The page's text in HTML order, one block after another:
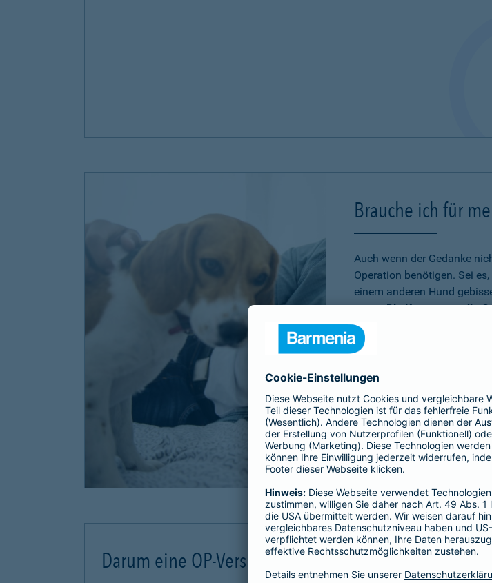
Brauche ich für
Auch wenn der Gedanke
Operation benötigen. Sei
einem anderen Hund
muss.Die Kosten, um die
schnell auf mehrere
absichern möchten, ist die
schon älter ist,
bei der
versichern. Über den 10.
Übrigens:Wenn Ihr Hund
beißt, sind Sie mit der
Dritter geschützt.
Darum eine OP-Versicherung für Hunde abschließen